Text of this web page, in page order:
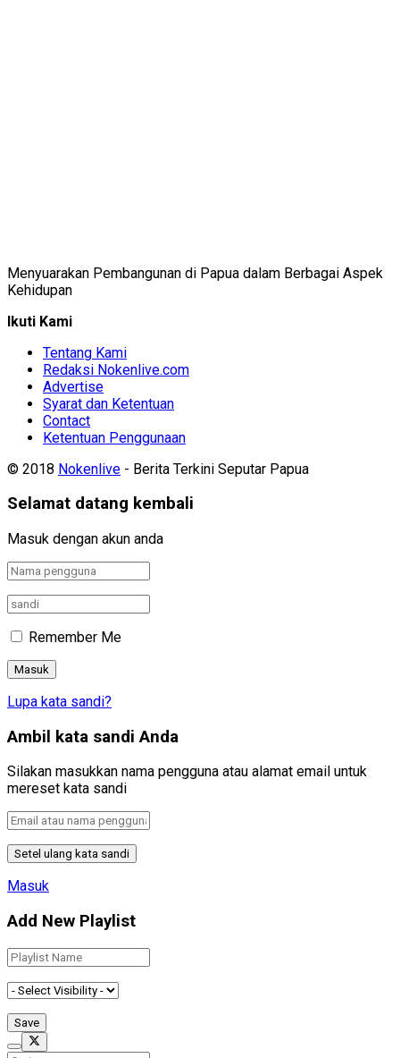
Menyuarakan Pembangunan di Papua dalam Berbagai Aspek
Kehidupan
Ikuti Kami
Tentang Kami
Redaksi Nokenlive.com
Advertise
Syarat dan Ketentuan
Contact
Ketentuan Penggunaan
© 2018 Nokenlive - Berita Terkini Seputar Papua
Selamat datang kembali
Masuk dengan akun anda
Remember Me
Lupa kata sandi?
Ambil kata sandi Anda
Silakan masukkan nama pengguna atau alamat email untuk
mereset kata sandi
Masuk
Add New Playlist